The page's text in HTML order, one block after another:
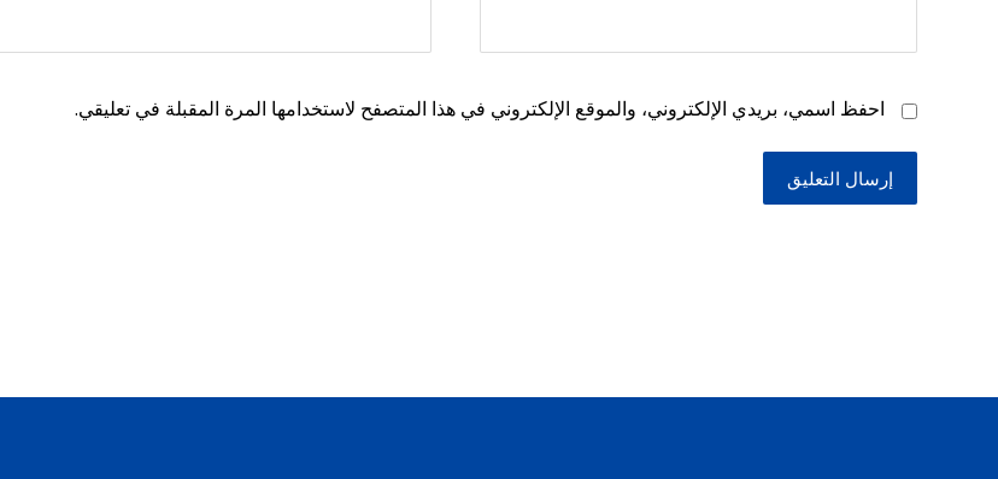
احفظ اسمي، بريدي الإلكتروني، والموقع الإلكتروني في هذا المتصفح لاستخدامها المرة المقبلة في تعليقي.
إرسال التعليق